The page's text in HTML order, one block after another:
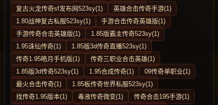
复古火龙传奇sf发布网523sy(1)
英雄合击传奇手游(1)
1.80战神复古私服523sy(1)
手游合击传奇英雄版(1)
手游传奇合击英雄版(1)
1.85版霸主传奇523sy(1)
1.95诛仙传奇(1)
1.85版3d传奇直播523sy(1)
传奇1.95皓月手机版(1)
传奇三职业合击英雄(1)
1.85版3d传奇523sy(1)
1.95合成传奇(1)
09传奇单职业(1)
最火合击传奇(1)
1.85板传奇世界私服523sy(1)
找传奇1.95版本(1)
毒液传奇微变(1)
传奇合击195手游(1)